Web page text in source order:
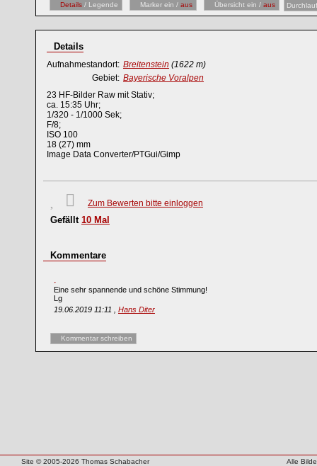
Details / Legende Marker ein / aus Übersicht ein / aus
Details
Aufnahmestandort: Breitenstein (1622 m)
Gebiet: Bayerische Voralpen
23 HF-Bilder Raw mit Stativ;
ca. 15:35 Uhr;
1/320 - 1/1000 Sek;
F/8;
ISO 100
18 (27) mm
Image Data Converter/PTGui/Gimp
Zum Bewerten bitte einloggen
Gefällt 10 Mal
Kommentare
Eine sehr spannende und schöne Stimmung!
Lg
19.06.2019 11:11 , Hans Diter
Kommentar schreiben
Site © 2005-2026 Thomas Schabacher
Alle